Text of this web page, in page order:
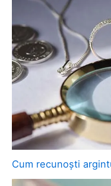
Cum recunoști